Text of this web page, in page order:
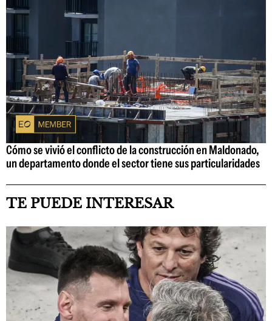
Cómo se vivió el conflicto de la construcción en Maldonado,
un departamento donde el sector tiene sus particularidades
TE PUEDE INTERESAR